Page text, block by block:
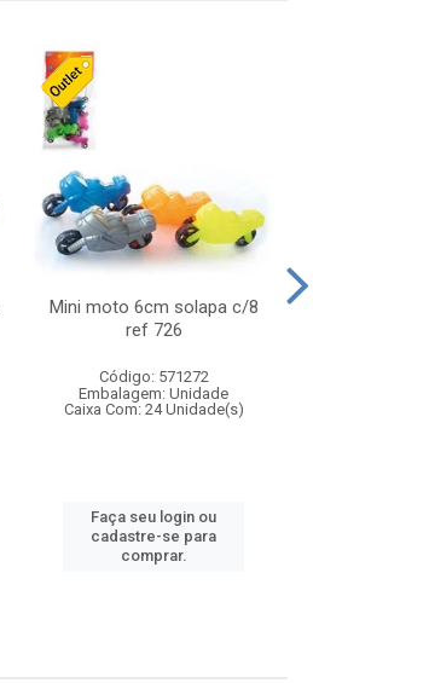
Mini moto 6cm solapa c/8
ref 726
Código: 571272
Embalagem: Unidade
Caixa Com: 24 Unidade(s)
Faça seu login ou
cadastre-se para
comprar.